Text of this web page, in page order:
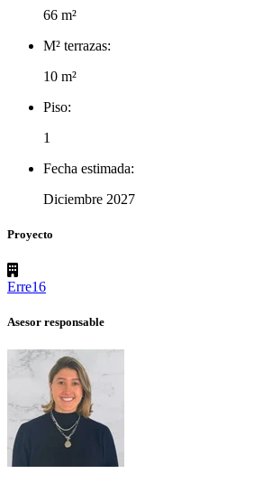
66 m²
M² terrazas:
10 m²
Piso:
1
Fecha estimada:
Diciembre 2027
Proyecto
Erre16
Asesor responsable